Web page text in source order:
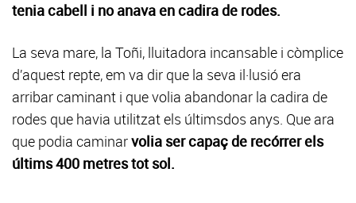
tenia cabell i no anava en cadira de rodes.
La seva mare, la Toñi, lluitadora incansable i còmplice
d’aquest repte, em va dir que la seva il·lusió era
arribar caminant i que volia abandonar la cadira de
rodes que havia utilitzat els últimsdos anys. Que ara
que podia caminarvolia ser capaç de recórrer els
últims 400 metres tot sol.